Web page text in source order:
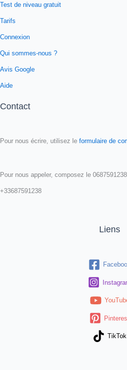
Test de niveau gratuit
Tarifs
Connexion
Qui sommes-nous ?
Avis Google
Aide
Contact
Pour nous écrire, utilisez le formulaire de
Pour nous appeler, composez le
+33687591238
Liens
TikTok